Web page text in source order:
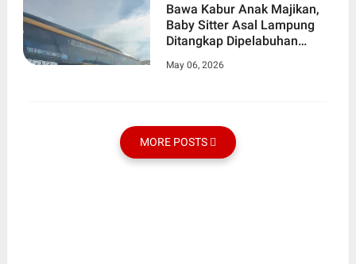
Bawa Kabur Anak Majikan,
Baby Sitter Asal Lampung
Ditangkap Dipelabuhan
May 06, 2026
MORE POSTS